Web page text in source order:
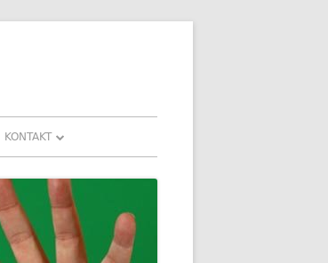
KONTAKT
DOWNLOADS
FAQ